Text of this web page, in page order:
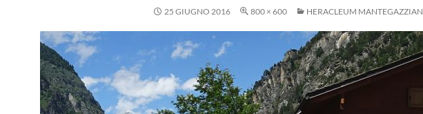
25 GIUGNO 2016 800 × 600 HERACLEUM